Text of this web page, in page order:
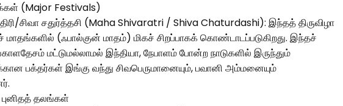
(Major Festivals)
சிவா சதுர்த்தசி (Maha Shivaratri / Shiva Chaturdashi): இந்தத் திருவிழா
மாதங்களில் (ஃபால்குன் மாதம்) மிகச் சிறப்பாகக் கொண்டாடப்படுகிறது. இந்தச்
மட்டுமல்லாமல் இந்தியா, நேபாளம் போன்ற நாடுகளில் இருந்தும்
பக்தர்கள் இங்கு வந்து சிவபெருமானையும், பவானி அம்மனையும்
தலங்கள்